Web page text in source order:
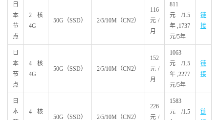
日
本
节
点
2核
4G
50G（SSD） 2/5/10M（CN2）
116
元/
月
811
元/1.5
年,1737
元/5年
链
接
日
本
节
点
4核
4G
50G（SSD） 2/5/10M（CN2）
152
元/
月
1063
元/1.5
年,2277
元/5年
链
接
日
本
4核
50G（SSD） 2/5/10M（CN2）
226
元/
1583
元/1.5
链